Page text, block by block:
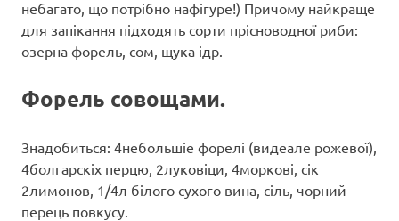
небагато, що потрібно нафігуре!) Причому найкраще
для запікання підходять сорти прісноводної риби:
озерна форель, сом, щука ідр.
Форель совощами.
Знадобиться: 4небольшіе форелі (видеале рожевої),
4болгарскіх перцю, 2луковіци, 4моркові, сік
2лимонов, 1/4л білого сухого вина, сіль, чорний
перець повкусу.